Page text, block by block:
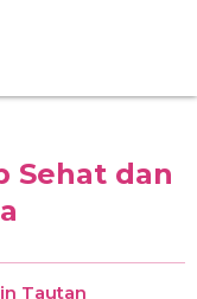
Sehat dan
Tautan